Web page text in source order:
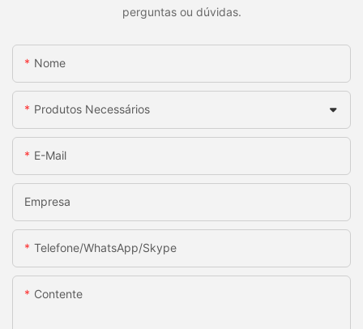
perguntas ou dúvidas.
Nome
Produtos Necessários
E-Mail
Empresa
Telefone/WhatsApp/Skype
Contente